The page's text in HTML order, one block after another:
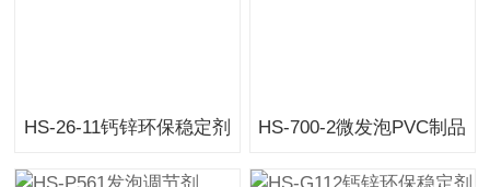
HS-26-11钙锌环保稳定剂 HS-700-2微发泡PVC制品